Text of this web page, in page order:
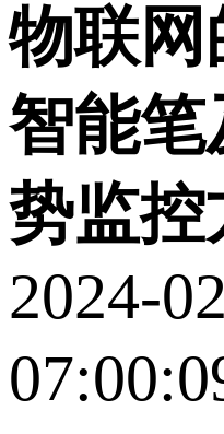
物联网
智能笔
势监控
2024-